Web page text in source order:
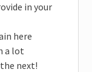
in your
here
a lot
next!